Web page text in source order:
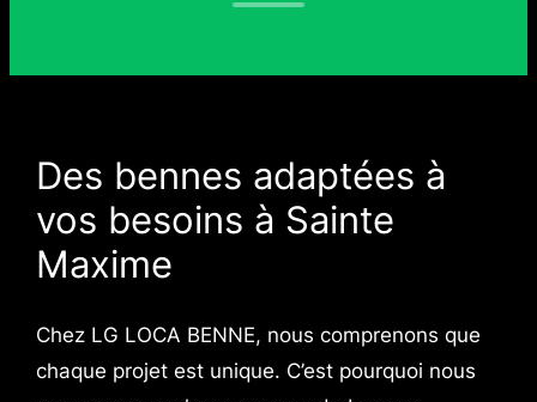
Des bennes adaptées à
vos besoins à Sainte
Maxime
Chez LG LOCA BENNE, nous comprenons que
chaque projet est unique. C’est pourquoi nous